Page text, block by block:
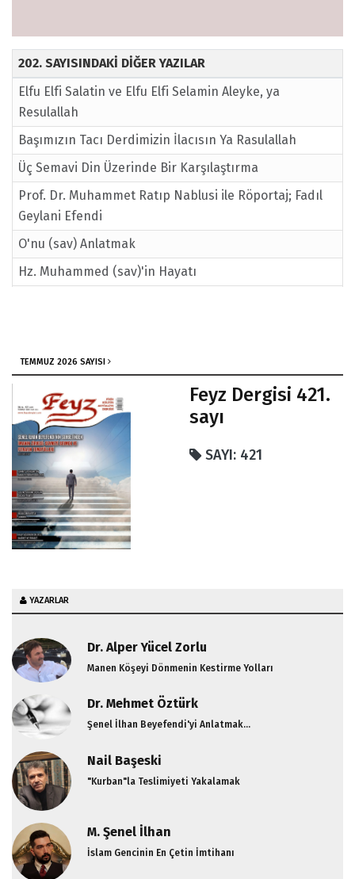
202. SAYISINDAKİ DİĞER YAZILAR
Elfu Elfi Salatin ve Elfu Elfi Selamin Aleyke, ya
Resulallah
Başımızın Tacı Derdimizin İlacısın Ya Rasulallah
Üç Semavi Din Üzerinde Bir Karşılaştırma
Prof. Dr. Muhammet Ratıp Nablusi ile Röportaj; Fadıl
Geylani Efendi
O'nu (sav) Anlatmak
Hz. Muhammed (sav)'in Hayatı
Evrensel Ahlak Kuralları Nelerdir
TEMMUZ 2026 SAYISI
Feyz Dergisi 421.
sayı
SAYI: 421
YAZARLAR
Dr. Alper Yücel Zorlu
Manen Köşeyi Dönmenin Kestirme Yolları
Dr. Mehmet Öztürk
Şenel İlhan Beyefendi'yi Anlatmak...
Nail Başeski
"Kurban"la Teslimiyeti Yakalamak
M. Şenel İlhan
İslam Gencinin En Çetin İmtihanı